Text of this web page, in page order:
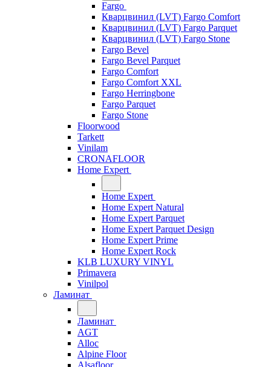
Fargo
Кварцвинил (LVT) Fargo Comfort
Кварцвинил (LVT) Fargo Parquet
Кварцвинил (LVT) Fargo Stone
Fargo Bevel
Fargo Bevel Parquet
Fargo Comfort
Fargo Comfort XXL
Fargo Herringbone
Fargo Parquet
Fargo Stone
Floorwood
Tarkett
Vinilam
CRONAFLOOR
Home Expert
Home Expert
Home Expert Natural
Home Expert Parquet
Home Expert Parquet Design
Home Expert Prime
Home Expert Rock
KLB LUXURY VINYL
Primavera
Vinilpol
Ламинат
Ламинат
AGT
Alloc
Alpine Floor
Alsafloor